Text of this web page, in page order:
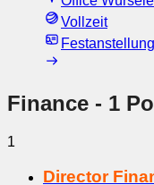
Vollzeit
Festanstellung
Finance - 1
1
Director